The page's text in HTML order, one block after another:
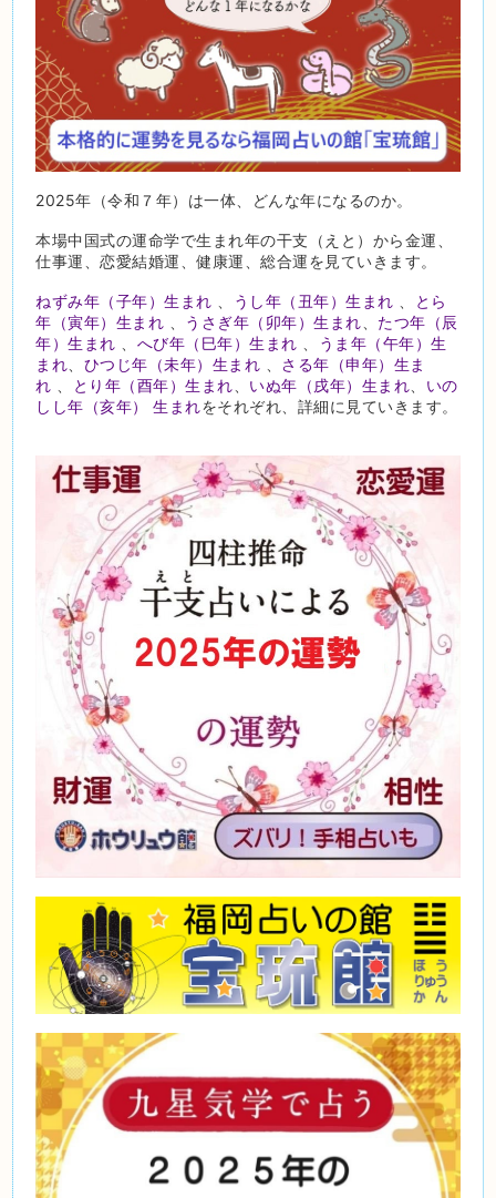
2025年（令和７年）は一体、どんな年になるのか。
本場中国式の運命学で生まれ年の干支（えと）から金運、
仕事運、恋愛結婚運、健康運、総合運を見ていきます。
ねずみ年（子年）生まれ うし年（丑年）生まれ
とら
年（寅年）生まれ
うさぎ年（卯年）生まれ
たつ年（辰
年）生まれ
へび年（巳年）生まれ
うま年（午年）生
まれ
ひつじ年（未年）生まれ
さる年（申年）生ま
れ
とり年（酉年）生まれ いぬ年（戌年）生まれ
いの
しし年（亥年） 生まれをそれぞれ、詳細に見ていきます。